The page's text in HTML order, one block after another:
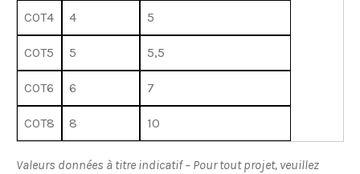
COT4 4 5
COT5 5 5,5
COT6 6 7
COT8 8 10
Valeurs données à titre indicatif – Pour tout projet, veuillez